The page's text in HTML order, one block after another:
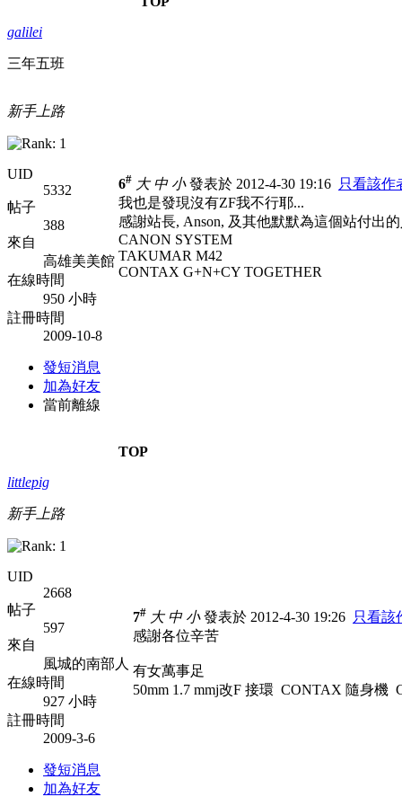
galilei
三年五班
新手上路
UID
5332
帖子
388
來自
高雄美美館
在線時間
950 小時
註冊時間
2009-10-8
發短消息
加為好友
當前離線
6# 大 中 小發表於 2012-4-30 19:16 只看該作
我也是發現沒有ZF我不行耶...
感謝站長, Anson, 及其他默默為這個站付出
CANON SYSTEM
TAKUMAR M42
CONTAX G+N+CY TOGETHER
TOP
littlepig
新手上路
UID
2668
帖子
597
來自
風城的南部人
在線時間
927 小時
註冊時間
2009-3-6
發短消息
加為好友
7# 大 中 小發表於 2012-4-30 19:26 只看該
感謝各位辛苦
有女萬事足
50mm 1.7 mmj改F 接環 CONTAX 隨身機